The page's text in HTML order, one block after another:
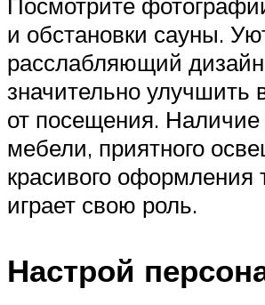
Посмотрите
и обстановки сауны.
расслабляющий
значительно улучшить
от посещения. Наличие
мебели, приятного
красивого оформления
играет свою роль.
Настрой